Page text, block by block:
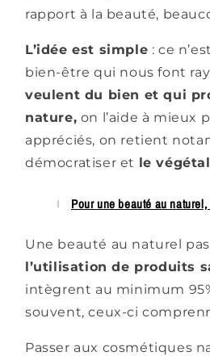
rapport à la beauté,
L’idée est simple : ce
bien-être qui nous font
veulent du bien et qui
nature, on l’aide à mieux
appréciés, on retient
démocratiser et le végétal
Pour une beauté au
Une beauté au naturel
l’utilisation de produits
intègrent au minimum
souvent, ceux-ci
Passer aux cosmétiques